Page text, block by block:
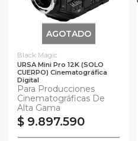
AGOTADO
Black Magic
URSA Mini Pro 12K (SOLO
CUERPO) Cinematográfica
Digital
Para Producciones
Cinematográficas De
Alta Gama
$ 9.897.590